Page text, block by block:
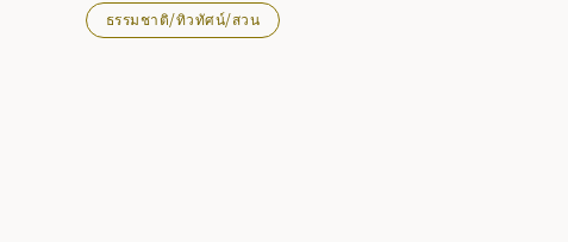
โดยังได้รับการรับรองให้เป็นหนึ่งใน ``แหล่งน้ำที่มีชื่อเสียง 20
อันดับแรกของอิวาเตะ''
ธรรมชาติ/ทิวทัศน์/สวน